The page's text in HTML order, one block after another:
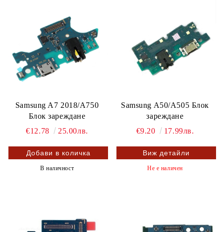
Samsung A7 2018/A750
Блок зареждане
€12.78
25.00лв.
В наличност
Samsung A50/A505 Блок
зареждане
€9.20
17.99лв.
Виж детайли
Не е наличен